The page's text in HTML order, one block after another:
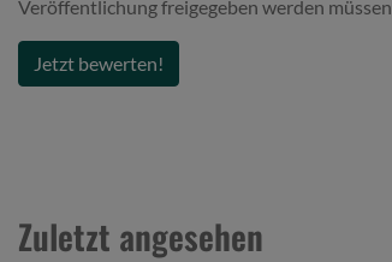
Veröffentlichung freigegeben werden müssen.
Jetzt bewerten!
Zuletzt angesehen